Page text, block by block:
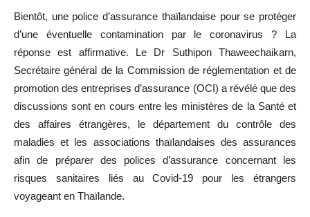
Bientôt, une police d’assurance thaïlandaise pour se protéger
d’une éventuelle contamination par le coronavirus ? La
réponse est affirmative. Le Dr Suthipon Thaweechaikarn,
Secrétaire général de la Commission de réglementation et de
promotion des entreprises d’assurance (OCI) a révélé que des
discussions sont en cours entre les ministères de la Santé et
des affaires étrangères, le département du contrôle des
maladies et les associations thaïlandaises des assurances
afin de préparer des polices d’assurance concernant les
risques sanitaires liés au Covid-19 pour les étrangers
voyageant en Thaïlande.